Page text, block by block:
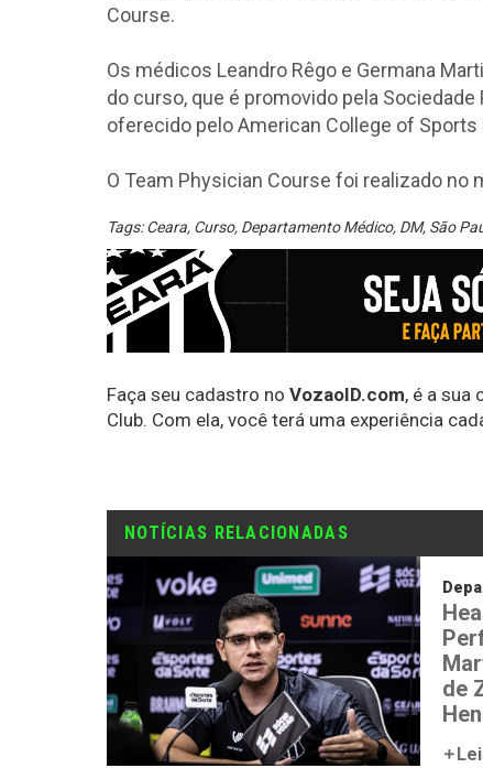
Course.
Os médicos Leandro Rêgo e Germana
do curso, que é promovido pela
oferecido pelo American College of Sports
O Team Physician Course foi realizado no
Tags:Ceara, Curso, Departamento Médico, DM, São
Faça seu cadastro no VozaoID.com, é a sua
Club. Com ela, você terá uma experiência
NOTÍCIAS RELACIONADAS
de